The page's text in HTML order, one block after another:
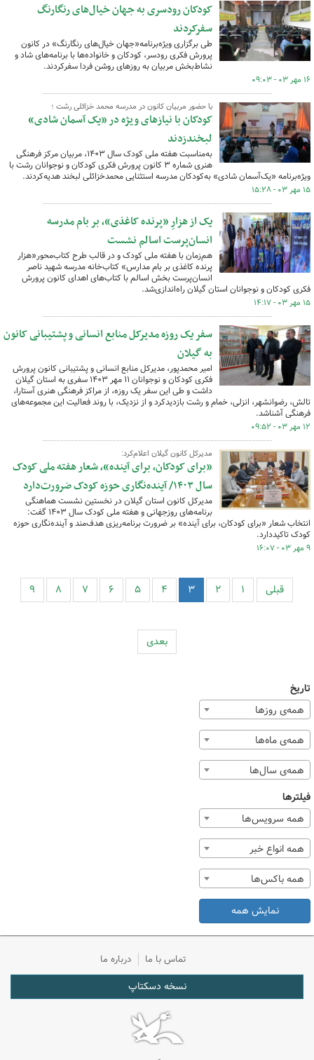
کودکان رودسری به جهان خیال‌های رنگارنگ
سفرکردند
طی برگزاری ویژه‌برنامه«جهان خیال‌های رنگارنگ» در کانون
پرورش فکری رودسر، کودکان و خانواده‌ها با برنامه‌های شاد و
نشاط‌بخش مربیان به روزهای روشن فردا سفرکردند.
۱۶ مهر ۰۳ - ۰۹:۰۳
با حضور مربیان کانون در مدرسه محمد خزائلی رشت ؛
کودکان با نیازهای ویژه در «یک آسمان شادی»
لبخندزدند
به‌مناسبت هفته ملی کودک سال ۱۴۰۳، مربیان مرکز فرهنگی
هنری شماره ۳ کانون پرورش فکری کودکان و نوجوانان رشت با
ویژه‌برنامه «یک‌آسمان شادی» به‌کودکان مدرسه استثنایی محمدخزائلی لبخند هدیه‌کردند.
۱۵ مهر ۰۳ - ۱۵:۲۸
یک از هزارِ «پرنده کاغذی»، بر بام مدرسه
انسان‌پرست اسالم نشست
هم‌زمان با هفته ملی کودک و در قالب طرح کتاب‌محور«هزار
پرنده کاغذی بر بام مدارس» کتاب‌خانه مدرسه شهید ناصر
انسان‌پرست بخش اسالم با کتاب‌های اهدای کانون پرورش
فکری کودکان و نوجوانان استان گیلان راه‌اندازی‌شد.
۱۵ مهر ۰۳ - ۱۴:۱۷
سفر یک روزه مدیرکل منابع انسانی و پشتیبانی کانون
به گیلان
امیر محمدپور، مدیرکل منابع انسانی و پشتیبانی کانون پرورش
فکری کودکان و نوجوانان ۱۱ مهر ۱۴۰۳ سفری به استان گیلان
داشت و طی این سفر یک روزه، از مراکز فرهنگی هنری آستارا،
تالش، رضوانشهر، انزلی، خمام و رشت بازدیدکرد و از نزدیک، با روند فعالیت‌ این مجموعه‌های
فرهنگی آشناشد.
۱۲ مهر ۰۳ - ۰۹:۵۲
مدیرکل کانون گیلان اعلام‌کرد:
«برای کودکان، برای آینده»، شعار هفته ملی کودک
سال ۱۴۰۳/ آینده‌نگاری حوزه کودک ضرورت‌دارد
مدیرکل کانون استان گیلان در نخستین نشست هماهنگی
برنامه‌های روزجهانی و هفته ملی کودک سال ۱۴۰۳ گفت:
انتخاب شعار «برای کودکان، برای آینده» بر ضرورت برنامه‌ریزی هدف‌مند و آینده‌نگاری حوزه
کودک تاکیددارد.
۹ مهر ۰۳ - ۱۶:۰۷
قبلی ۱ ۲ ۳ ۴ ۵ ۶ ۷ ۸ ۹
بعدی
تاریخ
همه‌ی روزها
همه‌ی ماه‌ها
همه‌ی سال‌ها
فیلترها
همه سرویس‌ها
همه انواع خبر
همه باکس‌ها
نمایش همه
تماس با ما درباره ما
نسخه دسکتاپ